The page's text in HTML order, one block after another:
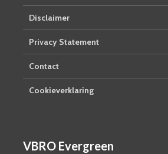
Disclaimer
Privacy Statement
Contact
Cookieverklaring
VBRO Evergreen